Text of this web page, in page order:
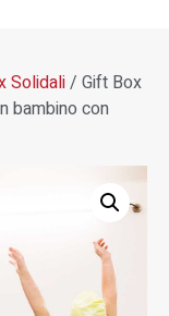
Solidali/ Gift Box
bambino con